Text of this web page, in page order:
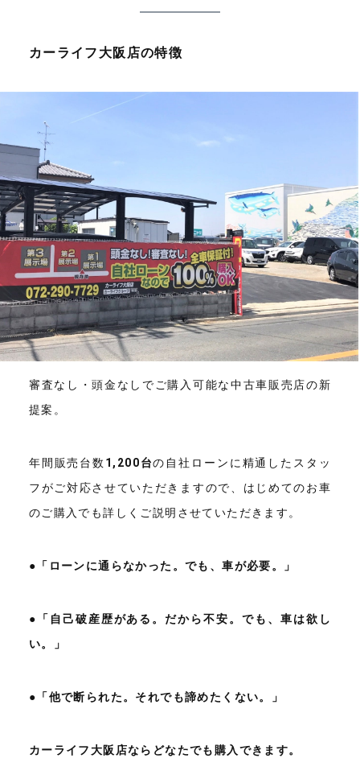
カーライフ大阪店の特徴
審査なし・頭金なしでご購入可能な中古車販売店の新
提案。
年間販売台数 1,200台の自社ローンに精通したスタッ
フがご対応させていただきますので、はじめてのお車
のご購入でも詳しくご説明させていただきます。
● 「ローンに通らなかった。でも、車が必要。」
●
「自己破産歴がある。だから不安。でも、車は欲し
い。」
● 「他で断られた。それでも諦めたくない。」
カーライフ大阪店ならどなたでも購入できます。